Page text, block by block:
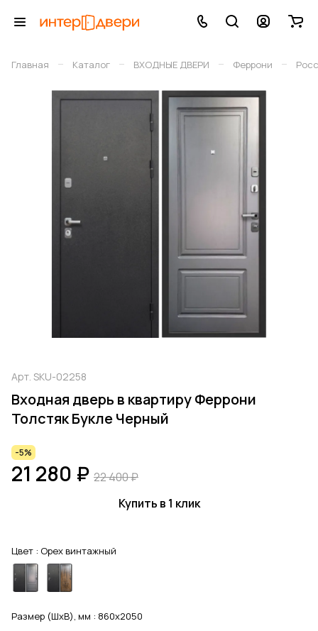
Главная – Каталог – ВХОДНЫЕ ДВЕРИ – Феррони –
Арт. SKU-02258
Входная дверь в квартиру Феррони
Толстяк Букле Черный
-5%
21 280 ₽ 22 400 ₽
Купить в 1 клик
Цвет : Орех винтажный
Размер (ШхВ), мм : 860x2050